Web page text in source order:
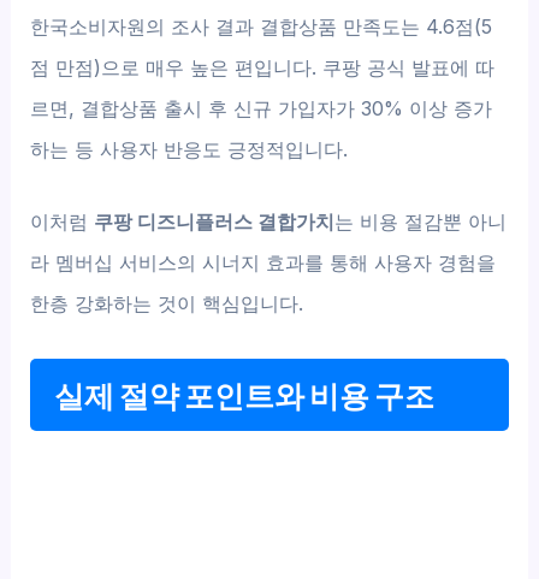
한국소비자원의 조사 결과 결합상품 만족도는 4.6점(5
점 만점)으로 매우 높은 편입니다. 쿠팡 공식 발표에 따
르면, 결합상품 출시 후 신규 가입자가 30% 이상 증가
하는 등 사용자 반응도 긍정적입니다.
이처럼 쿠팡 디즈니플러스 결합가치는 비용 절감뿐 아니
라 멤버십 서비스의 시너지 효과를 통해 사용자 경험을
한층 강화하는 것이 핵심입니다.
실제 절약 포인트와 비용 구조